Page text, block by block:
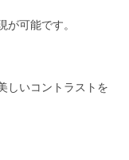
可能です。
しいコントラストを